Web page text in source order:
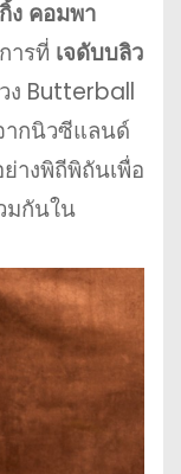
ง คอมพา
ารที่ เจดับบลิว
ง Butterball
ากนิวซีแลนด์
างพิถีพิถันเพื่อ
มกันใน